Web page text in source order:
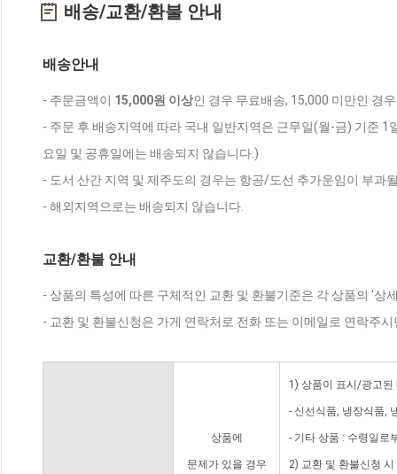
배송/교환/환불 안내
배송안내
- 주문금액이 15,000원 이상인 경우 무료배송, 15,000 미만인 경
- 주문 후 배송지역에 따라 국내 일반지역은 근무일(월-금) 기준
요일 및 공휴일에는 배송되지 않습니다.)
- 도서 산간 지역 및 제주도의 경우는 항공/도선 추가운임이 부과
- 해외지역으로는 배송되지 않습니다.
교환/환불 안내
- 상품의 특성에 따른 구체적인 교환 및 환불기준은 각 상품의 '상
- 교환 및 환불신청은 가게 연락처로 전화 또는 이메일로 연락주
상품에
문제가 있을 경우
1) 상품이 표시/광고된
- 신선식품, 냉장식품,
- 기타 상품 : 수령일로
2) 교환 및 환불신청